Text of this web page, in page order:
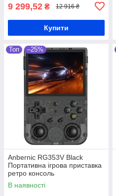
9 299,52 ₴ 12 916 ₴
Купити
Топ –25%
Anbernic RG353V Black
Портативна ігрова приставка
ретро консоль
В наявності